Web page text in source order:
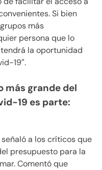
Si bien
más
persona que lo
la oportunidad
19″.
más grande del
19 es parte:
a los críticos que
presupuesto para la
Comentó que